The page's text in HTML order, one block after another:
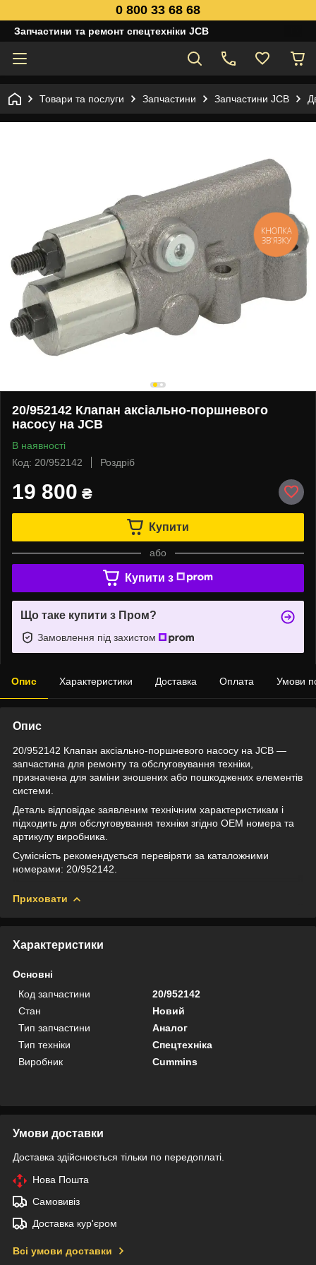
0 800 33 68 68
Запчастини та ремонт спецтехніки JCB
Товари та послуги Запчастини Запчастини JCB
20/952142 Клапан аксіально-поршневого
насосу на JCB
В наявності
Код: 20/952142
Роздріб
19 800 ₴
Купити
або
Купити з
Що таке купити з Пром?
Замовлення під захистом
Опис Характеристики Доставка Оплата Умови
Опис
20/952142 Клапан аксіально-поршневого насосу на JCB —
запчастина для ремонту та обслуговування техніки,
призначена для заміни зношених або пошкоджених елементів
системи.
Деталь відповідає заявленим технічним характеристикам і
підходить для обслуговування техніки згідно OEM номера та
артикулу виробника.
Сумісність рекомендується перевіряти за каталожними
номерами: 20/952142.
Приховати
Характеристики
Основні
Код запчастини
20/952142
Стан
Новий
Тип запчастини
Аналог
Тип техніки
Спецтехніка
Виробник
Cummins
Умови доставки
Доставка здійснюється тільки по передоплаті.
Нова Пошта
Самовивіз
Доставка кур'єром
Всі умови доставки
КНОПКА
ЗВ'ЯЗКУ